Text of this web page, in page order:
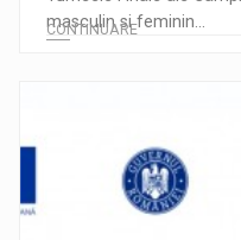
masculin si feminin...
CONTINUARE